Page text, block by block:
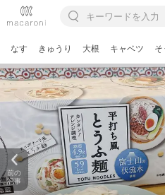
なす きゅうり 大根 キャベツ
前の
記事